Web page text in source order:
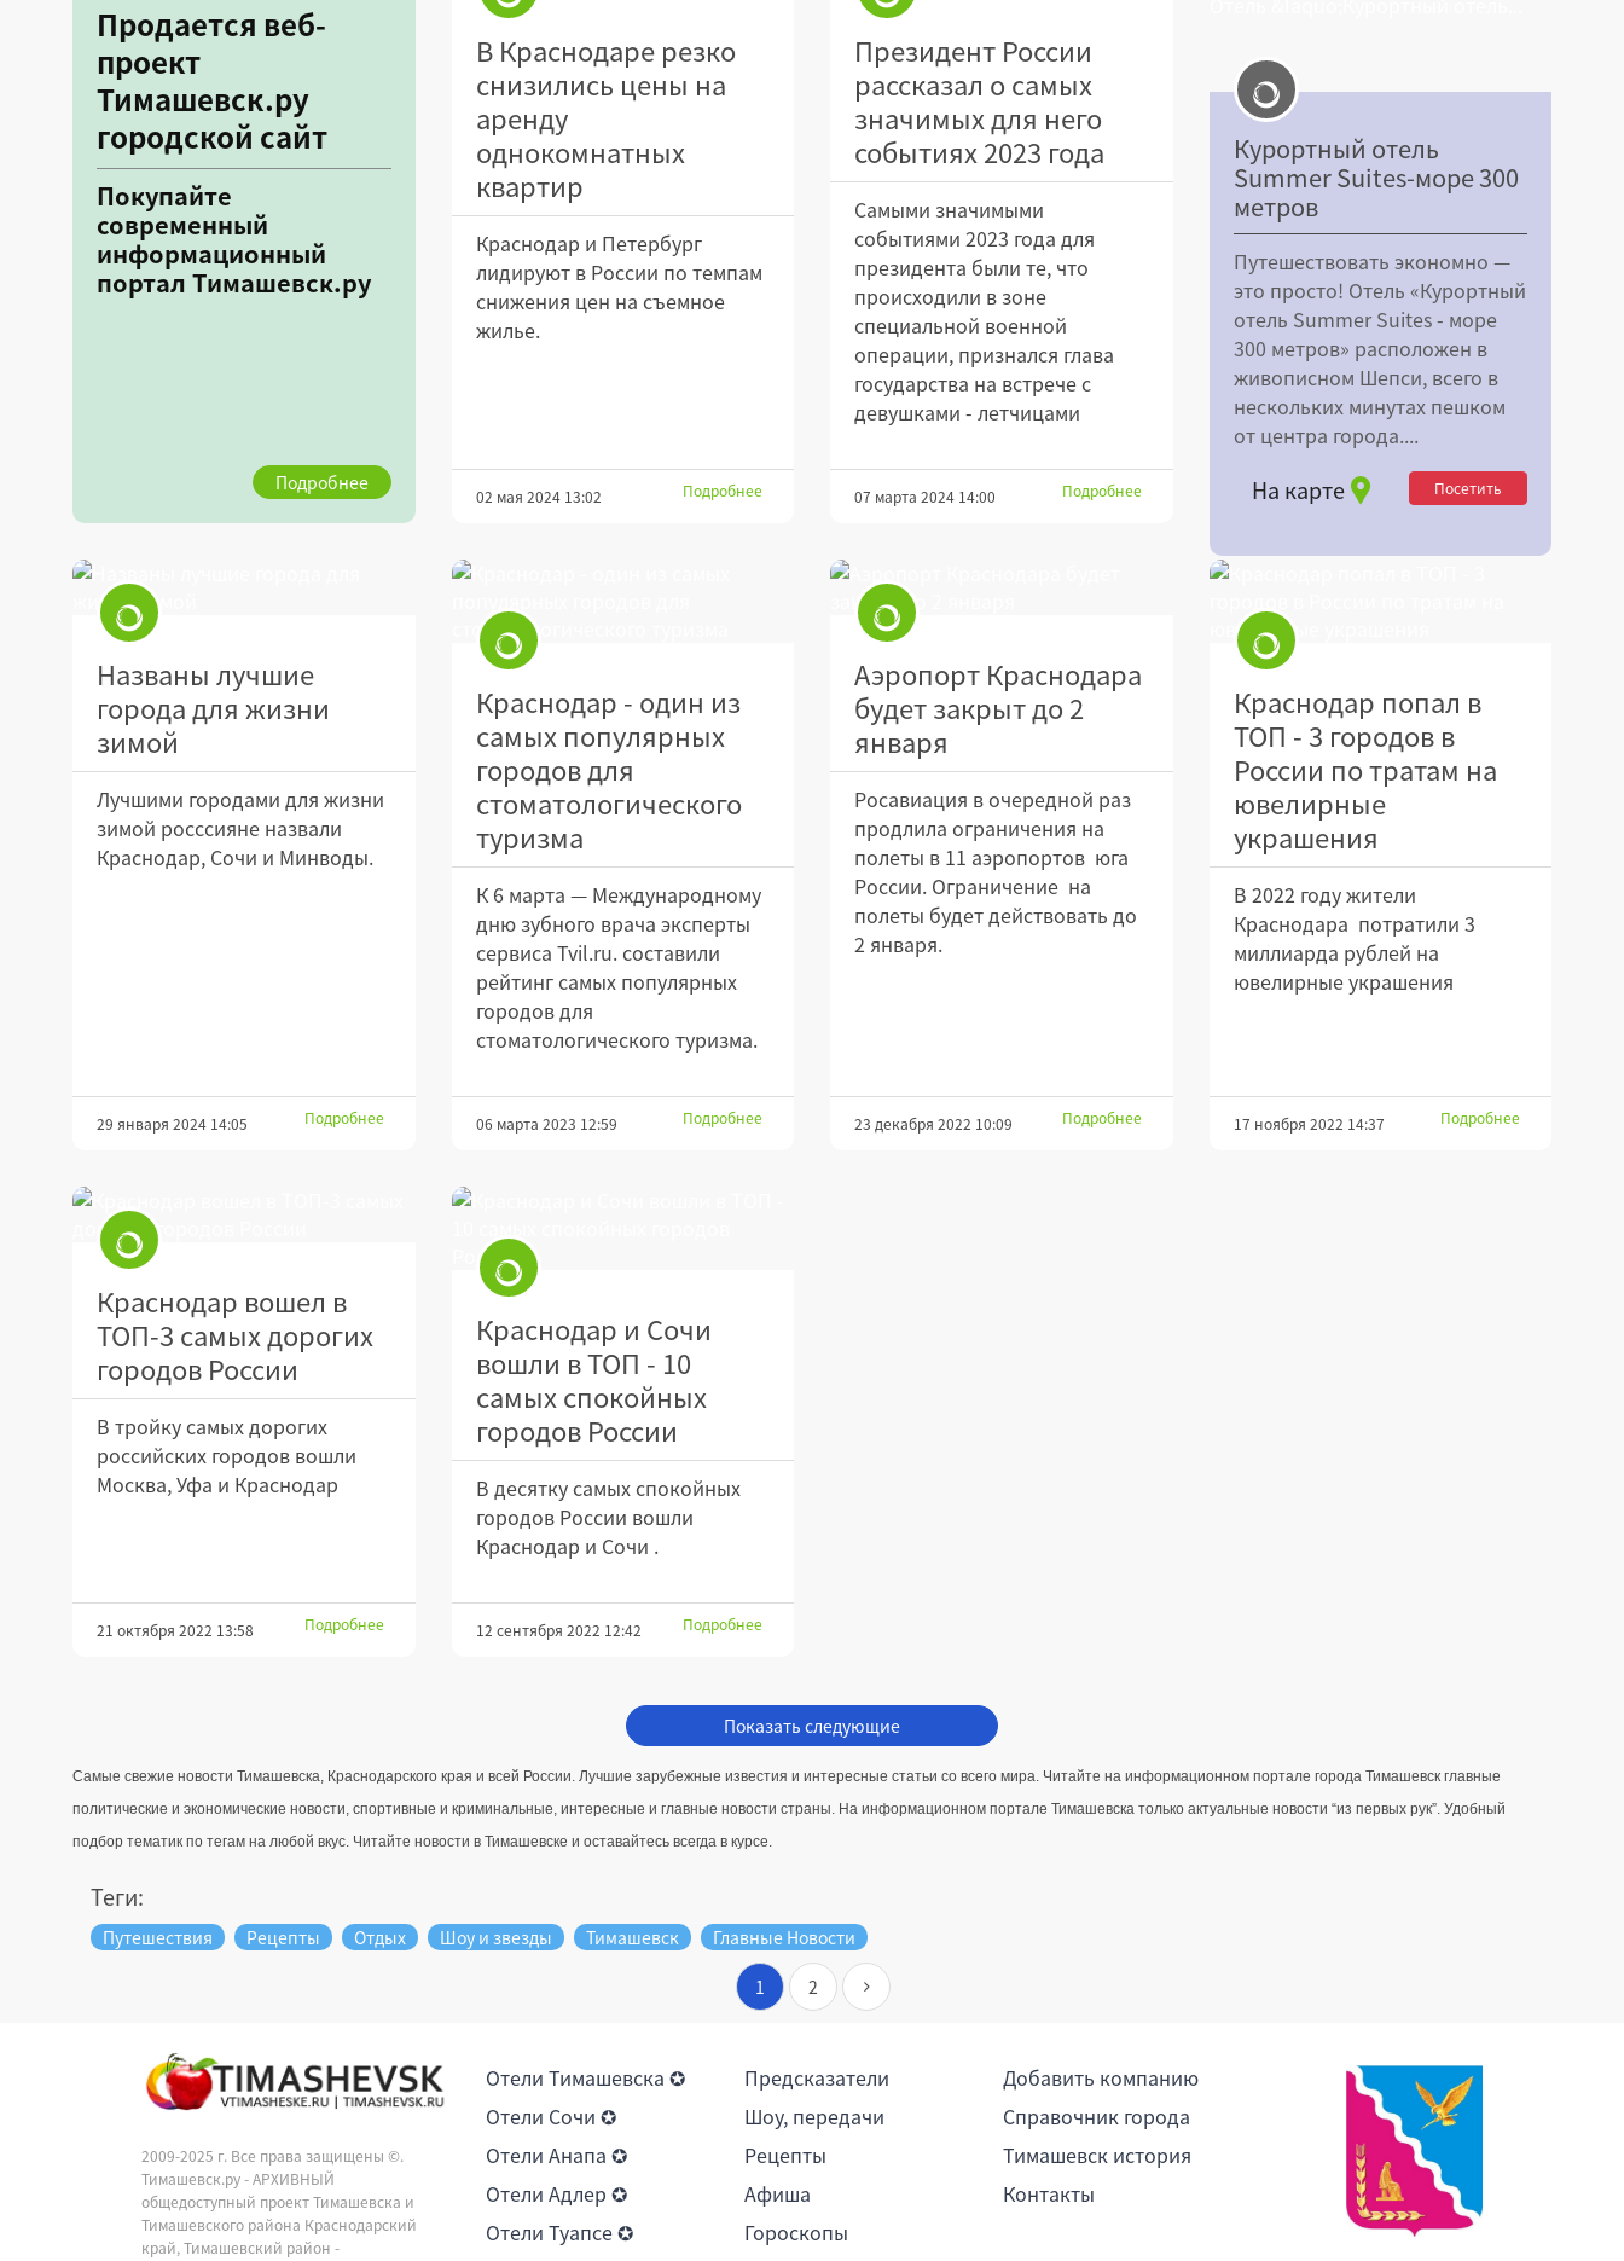
Продается веб-
проект
Тимашевск.ру
городской сайт
Покупайте
современный
информационный
портал Тимашевск.ру
Подробнее
В Краснодаре резко
снизились цены на
аренду
однокомнатных
квартир
Краснодар и Петербург
лидируют в России по темпам
снижения цен на съемное
жилье.
02 мая 2024 13:02 Подробнее
Президент России
рассказал о самых
значимых для него
событиях 2023 года
Самыми значимыми
событиями 2023 года для
президента были те, что
происходили в зоне
специальной военной
операции, признался глава
государства на встрече с
девушками - летчицами
07 марта 2024 14:00 Подробнее
Курортный отель
Summer Suites-море 300
метров
Путешествовать экономно —
это просто! Отель «Курортный
отель Summer Suites - море
300 метров» расположен в
живописном Шепси, всего в
нескольких минутах пешком
от центра города....
На карте Посетить
Названы лучшие
города для жизни
зимой
Лучшими городами для жизни
зимой росссияне назвали
Краснодар, Сочи и Минводы.
29 января 2024 14:05 Подробнее
Краснодар - один из
самых популярных
городов для
стоматологического
туризма
К 6 марта — Международному
дню зубного врача эксперты
сервиса Tvil.ru. составили
рейтинг самых популярных
городов для
стоматологического туризма.
06 марта 2023 12:59 Подробнее
Аэропорт Краснодара
будет закрыт до 2
января
Росавиация в очередной раз
продлила ограничения на
полеты в 11 аэропортов юга
России. Ограничение на
полеты будет действовать до
2 января.
23 декабря 2022 10:09 Подробнее
Краснодар попал в
ТОП - 3 городов в
России по тратам на
ювелирные
украшения
В 2022 году жители
Краснодара потратили 3
миллиарда рублей на
ювелирные украшения
17 ноября 2022 14:37 Подробнее
Краснодар вошел в
ТОП-3 самых дорогих
городов России
В тройку самых дорогих
российских городов вошли
Москва, Уфа и Краснодар
21 октября 2022 13:58 Подробнее
Краснодар и Сочи
вошли в ТОП - 10
самых спокойных
городов России
В десятку самых спокойных
городов России вошли
Краснодар и Сочи .
12 сентября 2022 12:42 Подробнее
Показать следующие
Самые свежие новости Тимашевска, Краснодарского края и всей России. Лучшие зарубежные известия и интересные статьи со всего мира. Читайте на информационном портале города Тимашевск главные
политические и экономические новости, спортивные и криминальные, интересные и главные новости страны. На информационном портале Тимашевска только актуальные новости “из первых рук”. Удобный
подбор тематик по тегам на любой вкус. Читайте новости в Тимашевске и оставайтесь всегда в курсе.
Теги:
Путешествия Рецепты Отдых Шоу и звезды Тимашевск Главные Новости
1 2
2009-2025 г. Все права защищены ©.
Тимашевск.ру - АРХИВНЫЙ
общедоступный проект Тимашевска и
Тимашевского района Краснодарский
край, Тимашевский район -
Отели Тимашевска ✪
Отели Сочи ✪
Отели Анапа ✪
Отели Адлер ✪
Отели Туапсе ✪
Предсказатели
Шоу, передачи
Рецепты
Афиша
Гороскопы
Добавить компанию
Справочник города
Тимашевск история
Контакты